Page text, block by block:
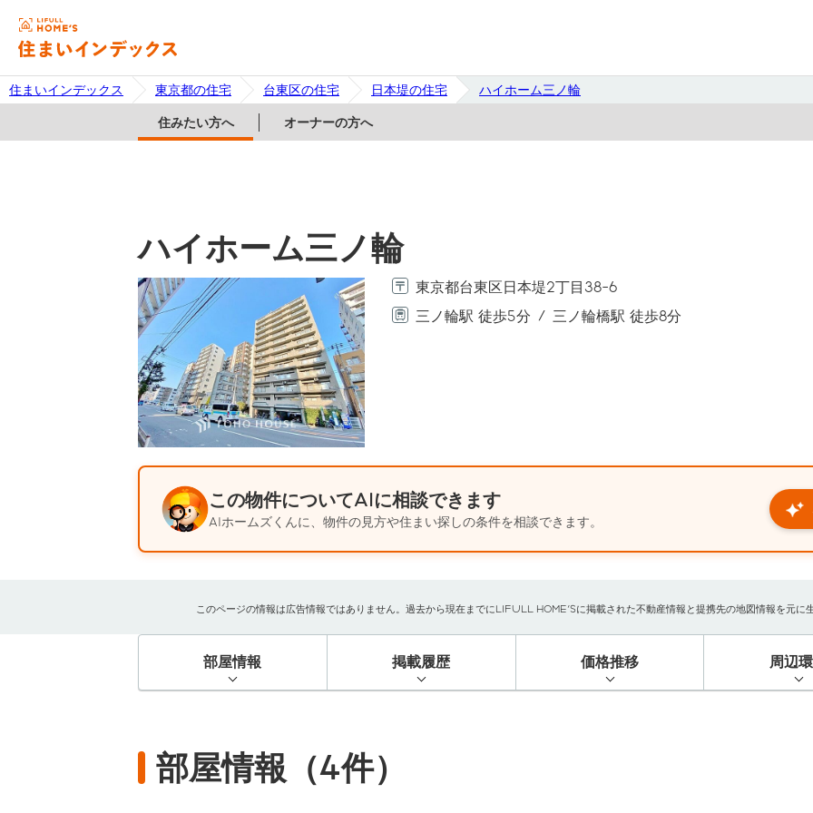
住まいインデックス 東京都の住宅 台東区の住宅 日本堤の住宅 ハイホーム三ノ輪
住みたい方へ オーナーの方へ
ハイホーム三ノ輪
東京都台東区日本堤2丁目38-6
三ノ輪駅 徒歩5分
三ノ輪橋駅 徒歩8分
この物件についてAIに相談できます
AIホームズくんに、物件の見方や住まい探しの条件を相談できます。
このページの情報は広告情報ではありません。過去から現在までにLIFULL HOME'Sに掲載された不動産情報と提携先の地図情報を元
部屋情報 掲載履歴 価格推移 周辺
部屋情報（4件）